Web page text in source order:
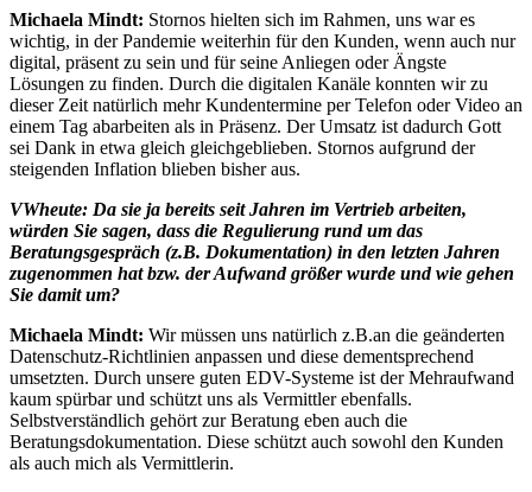
Michaela Mindt: Stornos hielten sich im Rahmen, uns war es
wichtig, in der Pandemie weiterhin für den Kunden, wenn auch nur
digital, präsent zu sein und für seine Anliegen oder Ängste
Lösungen zu finden. Durch die digitalen Kanäle konnten wir zu
dieser Zeit natürlich mehr Kundentermine per Telefon oder Video an
einem Tag abarbeiten als in Präsenz. Der Umsatz ist dadurch Gott
sei Dank in etwa gleich gleichgeblieben. Stornos aufgrund der
steigenden Inflation blieben bisher aus.
VWheute: Da sie ja bereits seit Jahren im Vertrieb arbeiten,
würden Sie sagen, dass die Regulierung rund um das
Beratungsgespräch (z.B. Dokumentation) in den letzten Jahren
zugenommen hat bzw. der Aufwand größer wurde und wie gehen
Sie damit um?
Michaela Mindt: Wir müssen uns natürlich z.B.an die geänderten
Datenschutz-Richtlinien anpassen und diese dementsprechend
umsetzten. Durch unsere guten EDV-Systeme ist der Mehraufwand
kaum spürbar und schützt uns als Vermittler ebenfalls.
Selbstverständlich gehört zur Beratung eben auch die
Beratungsdokumentation. Diese schützt auch sowohl den Kunden
als auch mich als Vermittlerin.